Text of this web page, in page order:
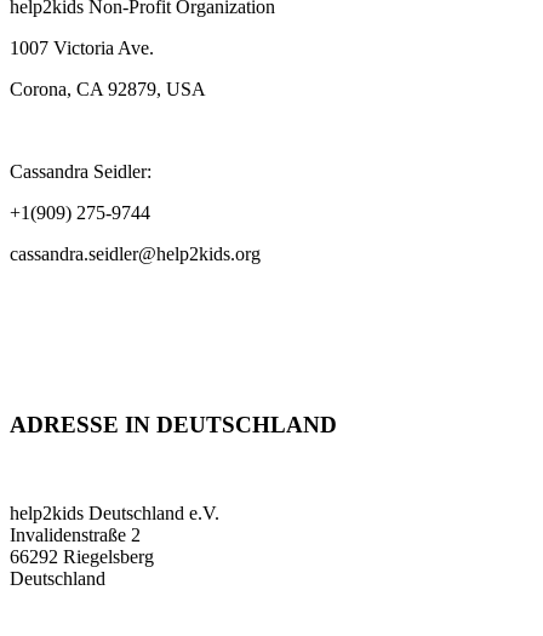
help2kids Non-Profit Organization
1007 Victoria Ave.
Corona, CA 92879, USA
Cassandra Seidler:
+1(909) 275-9744
cassandra.seidler@help2kids.org
ADRESSE IN DEUTSCHLAND
help2kids Deutschland e.V.
Invalidenstraße 2
66292 Riegelsberg
Deutschland